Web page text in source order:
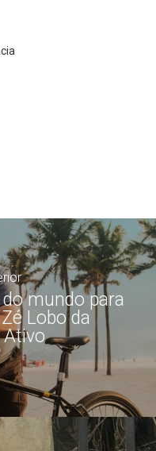
mundo para
Lobo da
Ativo